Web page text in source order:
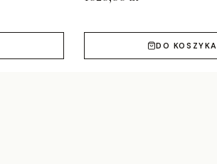
DO KOSZYKA